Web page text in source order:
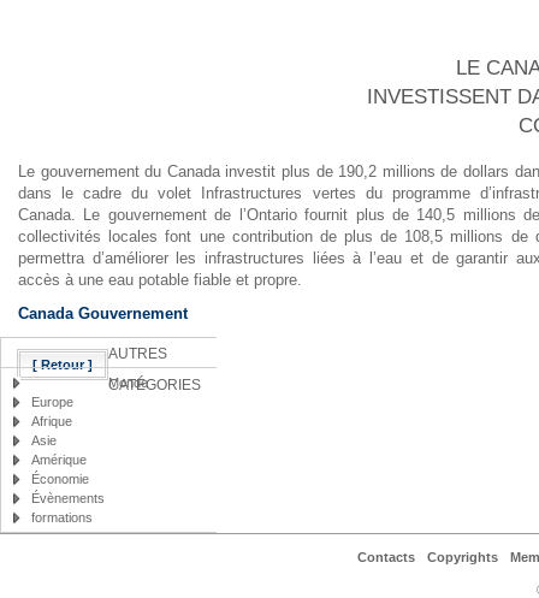
LE
INVESTISSENT
Le gouvernement du Canada investit plus de 190,2 millions de dollars
dans le cadre du volet Infrastructures vertes du programme
Canada. Le gouvernement de l’Ontario fournit plus de 140,5 millions
collectivités locales font une contribution de plus de 108,5 millions de
permettra d’améliorer les infrastructures liées à l’eau et de garantir
accès à une eau potable fiable et propre.
Canada Gouvernement
[ Retour ]
AUTRES
CATÉGORIES
Monde
Europe
Afrique
Asie
Amérique
Économie
Évènements
formations
Contacts Copyrights